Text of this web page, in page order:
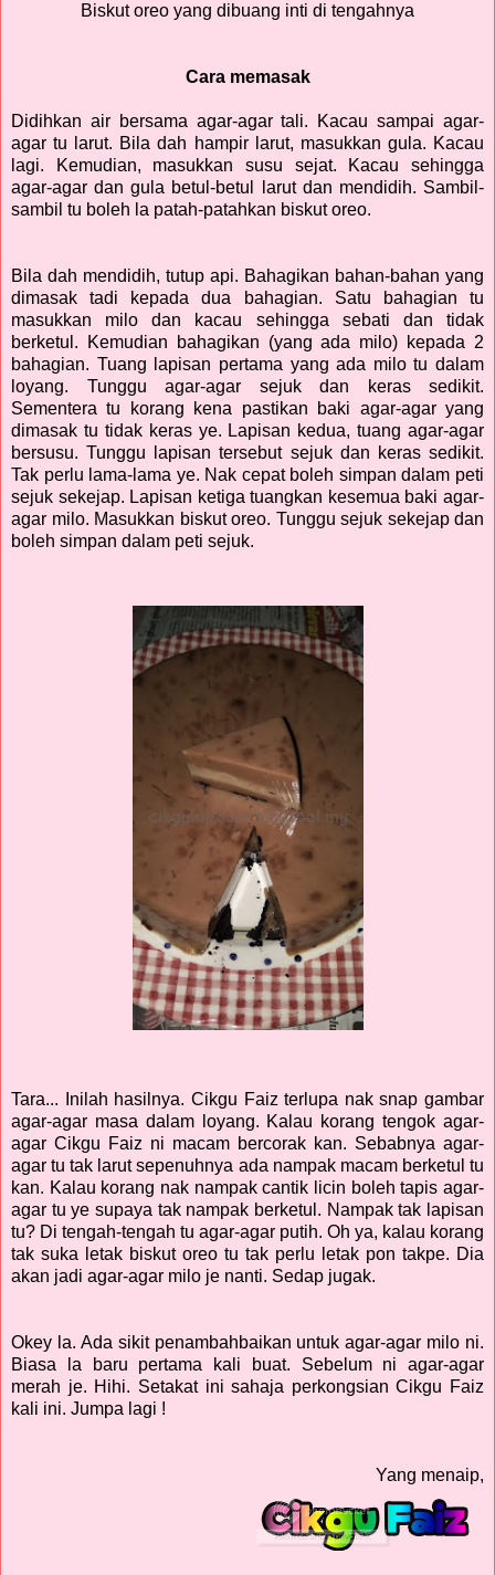
Biskut oreo yang dibuang inti di tengahnya
Cara memasak
Didihkan air bersama agar-agar tali. Kacau sampai agar-
agar tu larut. Bila dah hampir larut, masukkan gula. Kacau
lagi. Kemudian, masukkan susu sejat. Kacau sehingga
agar-agar dan gula betul-betul larut dan mendidih. Sambil-
sambil tu boleh la patah-patahkan biskut oreo.
Bila dah mendidih, tutup api. Bahagikan bahan-bahan yang
dimasak tadi kepada dua bahagian. Satu bahagian tu
masukkan milo dan kacau sehingga sebati dan tidak
berketul. Kemudian bahagikan (yang ada milo) kepada 2
bahagian. Tuang lapisan pertama yang ada milo tu dalam
loyang. Tunggu agar-agar sejuk dan keras sedikit.
Sementera tu korang kena pastikan baki agar-agar yang
dimasak tu tidak keras ye. Lapisan kedua, tuang agar-agar
bersusu. Tunggu lapisan tersebut sejuk dan keras sedikit.
Tak perlu lama-lama ye. Nak cepat boleh simpan dalam peti
sejuk sekejap. Lapisan ketiga tuangkan kesemua baki agar-
agar milo. Masukkan biskut oreo. Tunggu sejuk sekejap dan
boleh simpan dalam peti sejuk.
Tara... Inilah hasilnya. Cikgu Faiz terlupa nak snap gambar
agar-agar masa dalam loyang. Kalau korang tengok agar-
agar Cikgu Faiz ni macam bercorak kan. Sebabnya agar-
agar tu tak larut sepenuhnya ada nampak macam berketul tu
kan. Kalau korang nak nampak cantik licin boleh tapis agar-
agar tu ye supaya tak nampak berketul. Nampak tak lapisan
tu? Di tengah-tengah tu agar-agar putih. Oh ya, kalau korang
tak suka letak biskut oreo tu tak perlu letak pon takpe. Dia
akan jadi agar-agar milo je nanti. Sedap jugak.
Okey la. Ada sikit penambahbaikan untuk agar-agar milo ni.
Biasa la baru pertama kali buat. Sebelum ni agar-agar
merah je. Hihi. Setakat ini sahaja perkongsian Cikgu Faiz
kali ini. Jumpa lagi !
Yang menaip,